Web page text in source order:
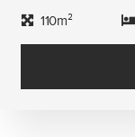
110m²